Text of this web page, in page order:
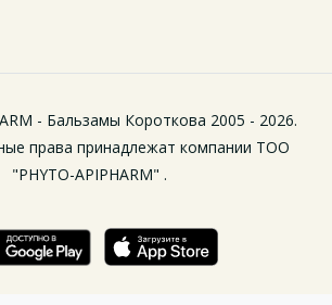
- Бальзамы Короткова 2005 - 2026.
права принадлежат компании ТОО
"PHYTO-APIPHARM" .